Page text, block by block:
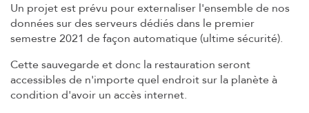
Un projet est prévu pour externaliser l'ensemble de nos
données sur des serveurs dédiés dans le premier
semestre 2021 de façon automatique (ultime sécurité).
Cette sauvegarde et donc la restauration seront
accessibles de n'importe quel endroit sur la planète à
condition d'avoir un accès internet.